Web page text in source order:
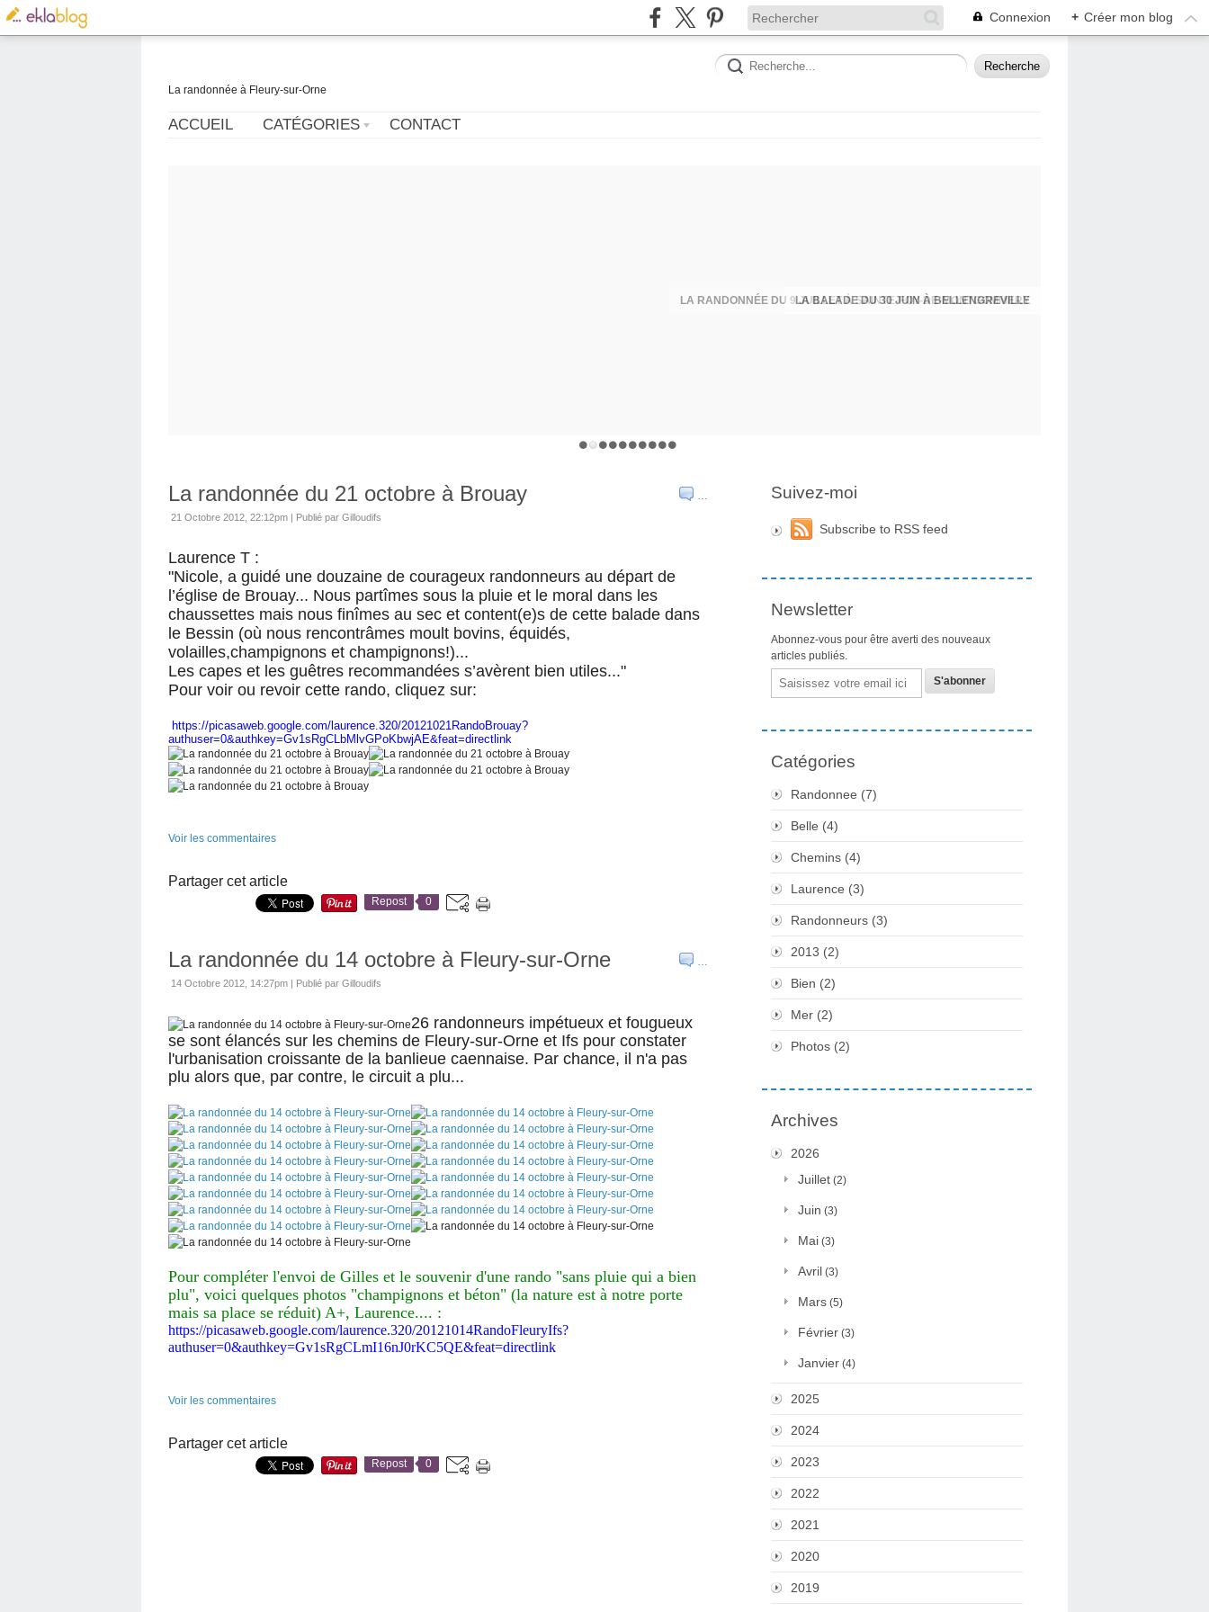
Connexion + Créer mon blog
La randonnée à Fleury-sur-Orne
ACCUEIL CATÉGORIES CONTACT
LA RANDONNÉE DU 9 JUILLET À SAINTE-FOY-DE-MONTGOMMERY
LA BALADE DU 30 JUIN À BELLENGREVILLE
…
La randonnée du 21 octobre à Brouay
21 Octobre 2012, 22:12pm | Publié par Gilloudifs
Laurence T :
"Nicole, a guidé une douzaine de courageux randonneurs au départ de
l’église de Brouay... Nous partîmes sous la pluie et le moral dans les
chaussettes mais nous finîmes au sec et content(e)s de cette balade dans
le Bessin (où nous rencontrâmes moult bovins, équidés,
volailles,champignons et champignons!)...
Les capes et les guêtres recommandées s’avèrent bien utiles..."
Pour voir ou revoir cette rando, cliquez sur:
https://picasaweb.google.com/laurence.320/20121021RandoBrouay?
authuser=0&authkey=Gv1sRgCLbMlvGPoKbwjAE&feat=directlink
Voir les commentaires
Partager cet article
Repost 0
…
La randonnée du 14 octobre à Fleury-sur-Orne
14 Octobre 2012, 14:27pm | Publié par Gilloudifs
26 randonneurs impétueux et fougueux
se sont élancés sur les chemins de Fleury-sur-Orne et Ifs pour constater
l'urbanisation croissante de la banlieue caennaise. Par chance, il n'a pas
plu alors que, par contre, le circuit a plu...
Pour compléter l'envoi de Gilles et le souvenir d'une rando "sans pluie qui a bien
plu", voici quelques photos "champignons et béton" (la nature est à notre porte
mais sa place se réduit) A+, Laurence.... :
https://picasaweb.google.com/laurence.320/20121014RandoFleuryIfs?
authuser=0&authkey=Gv1sRgCLmI16nJ0rKC5QE&feat=directlink
Voir les commentaires
Partager cet article
Repost 0
Suivez-moi
Subscribe to RSS feed
Newsletter
Abonnez-vous pour être averti des nouveaux
articles publiés.
Email
Catégories
Randonnee (7)
Belle (4)
Chemins (4)
Laurence (3)
Randonneurs (3)
2013 (2)
Bien (2)
Mer (2)
Photos (2)
Archives
2026
Juillet (2)
Juin (3)
Mai (3)
Avril (3)
Mars (5)
Février (3)
Janvier (4)
2025
2024
2023
2022
2021
2020
2019